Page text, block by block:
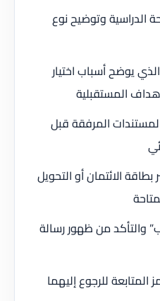
الدراسية وتوضيح نوع
يوضح أسباب اختيار
المستقبلية
المرفقة قبل
الائتمان أو التحويل
والتأكد من ظهور رسالة
المتابعة للرجوع إليهما